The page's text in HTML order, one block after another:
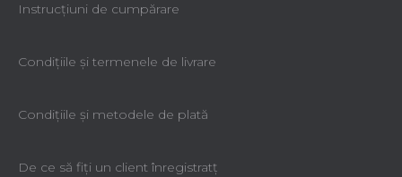
Instrucțiuni de cumpărare
Condiţiile şi termenele de livrare
Condiţiile şi metodele de plată
De ce să fiţi un client înregistratţ